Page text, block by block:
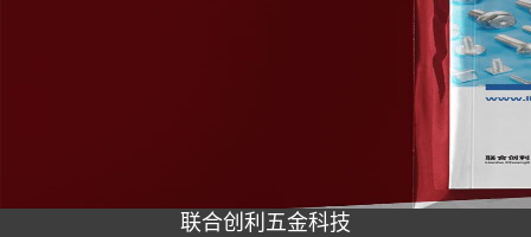
联合创利五金科技